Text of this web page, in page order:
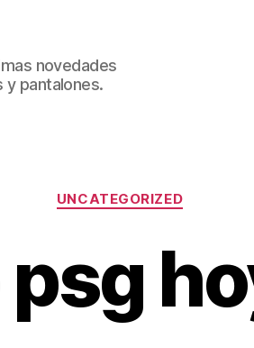
novedades
y pantalones.
Categorías
UNCATEGORIZED